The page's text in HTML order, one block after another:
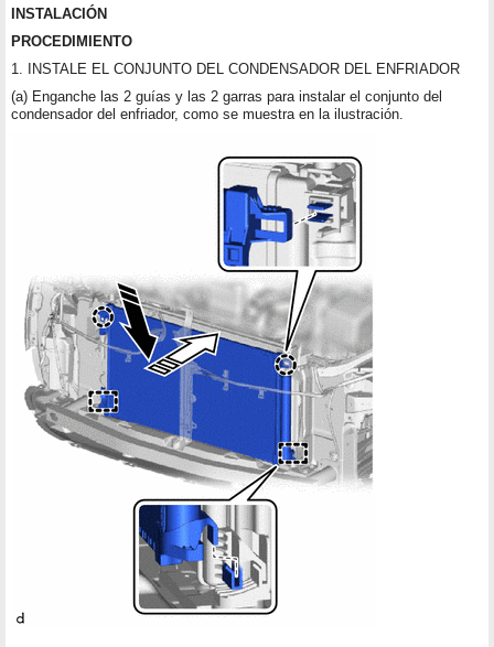
INSTALACIÓN
PROCEDIMIENTO
1. INSTALE EL CONJUNTO DEL CONDENSADOR DEL ENFRIADOR
(a) Enganche las 2 guías y las 2 garras para instalar el conjunto del
condensador del enfriador, como se muestra en la ilustración.